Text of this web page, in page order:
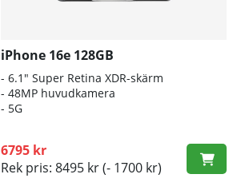
iPhone 16e 128GB
- 6.1″ Super Retina XDR-skärm
- 48MP huvudkamera
- 5G
6795 kr
Rek pris: 8495 kr(- 1700 kr)